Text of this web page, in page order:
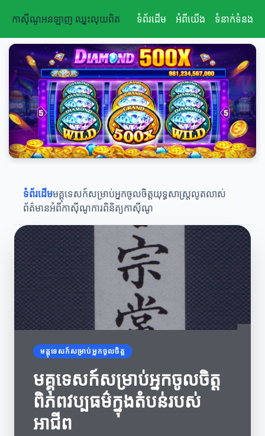
កាស៊ីណូអនឡាញ ឈ្នះលុយពិត
ទំព័រដើម អំពីយើង ទំនាក់ទំនង
ទំព័រដើមមគ្គុទេសក៍សម្រាប់អ្នកចូលចិត្តយុទ្ធសាស្ត្រលូតលាស់
ព័ត៌មានអំពីកាស៊ីណូការពិនិត្យកាស៊ីណូ
មគ្គុទេសក៍សម្រាប់អ្នកចូលចិត្ត
មគ្គុទេសក៍សម្រាប់អ្នកចូលចិត្ត
ពិភពវប្បធម៌ក្នុងតំបន់របស់
អាជីព